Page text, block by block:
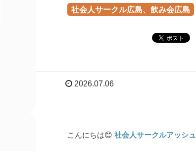
社会人サークル広島、飲み会広島
2026.07.06
こんにちは😊 社会人サークルアッシュ